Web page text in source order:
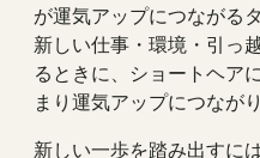
が運気アップにつながる
新しい仕事・環境・引っ
るときに、ショートヘア
まり運気アップにつながり
新しい一歩を踏み出すに